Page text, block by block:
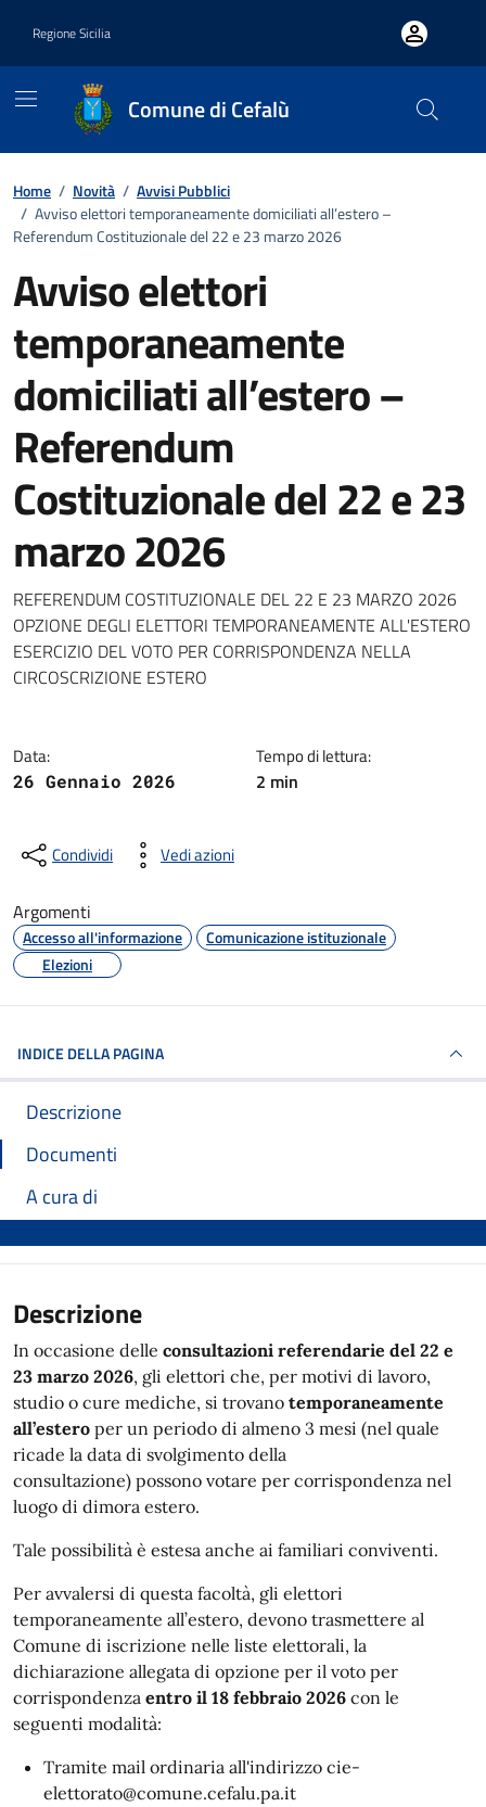
Regione Sicilia
Comune di Cefalù
Home / Novità / Avvisi Pubblici
/ Avviso elettori temporaneamente domiciliati all’estero –
Referendum Costituzionale del 22 e 23 marzo 2026
Avviso elettori
temporaneamente
domiciliati all’estero –
Referendum
Costituzionale del 22 e 23
marzo 2026
Dettagli della notizia
REFERENDUM COSTITUZIONALE DEL 22 E 23 MARZO 2026
OPZIONE DEGLI ELETTORI TEMPORANEAMENTE ALL'ESTERO
ESERCIZIO DEL VOTO PER CORRISPONDENZA NELLA
CIRCOSCRIZIONE ESTERO
Data:
26 Gennaio 2026
Tempo di lettura:
2 min
Condividi Vedi azioni
Argomenti
Accesso all'informazione
Comunicazione istituzionale
Elezioni
INDICE DELLA PAGINA
Descrizione
Documenti
A cura di
Descrizione
In occasione delle consultazioni referendarie del 22 e
23 marzo 2026, gli elettori che, per motivi di lavoro,
studio o cure mediche, si trovano temporaneamente
all’estero per un periodo di almeno 3 mesi (nel quale
ricade la data di svolgimento della
consultazione) possono votare per corrispondenza nel
luogo di dimora estero.
Tale possibilità è estesa anche ai familiari conviventi.
Per avvalersi di questa facoltà, gli elettori
temporaneamente all’estero, devono trasmettere al
Comune di iscrizione nelle liste elettorali, la
dichiarazione allegata di opzione per il voto per
corrispondenza entro il 18 febbraio 2026 con le
seguenti modalità:
Tramite mail ordinaria all'indirizzo cie-
elettorato@comune.cefalu.pa.it